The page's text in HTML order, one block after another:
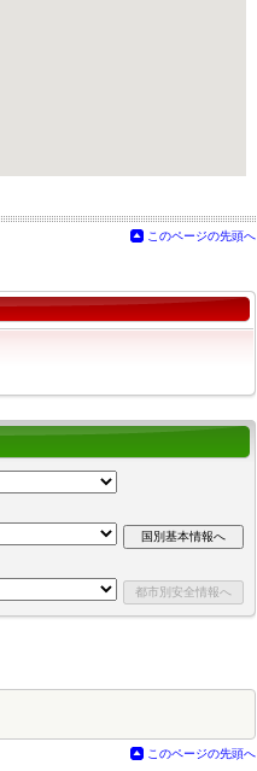
このページの先頭へ
このページの先頭へ